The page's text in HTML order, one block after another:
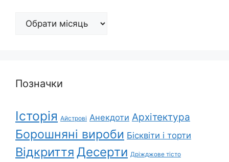
Архіви
Позначки
Історія Айстрові Анекдоти Архітектура
Борошняні вироби Бісквіти і торти
Відкриття Десерти Дріжджове тісто